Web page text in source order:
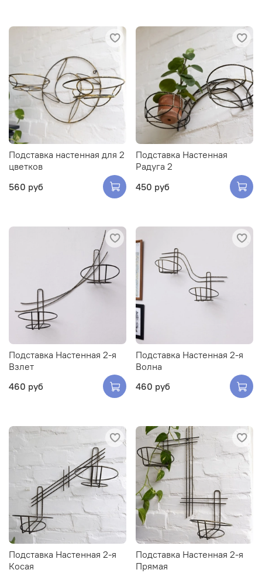
Подставка настенная для 2
цветков
560 руб
Подставка Настенная
Радуга 2
450 руб
Подставка Настенная 2-я
Взлет
460 руб
Подставка Настенная 2-я
Волна
460 руб
Подставка Настенная 2-я
Косая
Подставка Настенная 2-я
Прямая